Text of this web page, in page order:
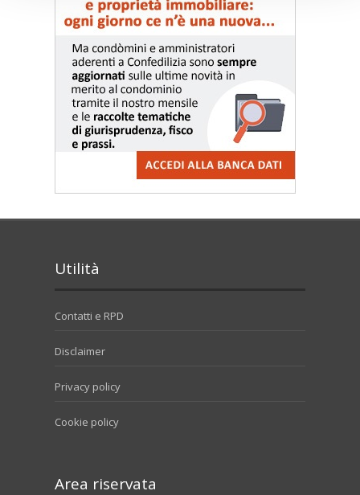
Utilità
Contatti e RPD
Disclaimer
Privacy policy
Cookie policy
Area riservata